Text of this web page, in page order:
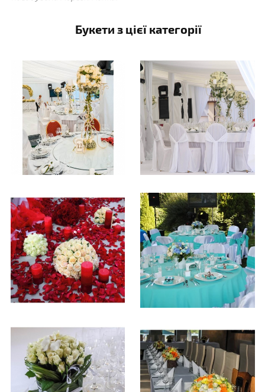
Букети з цієї категорії